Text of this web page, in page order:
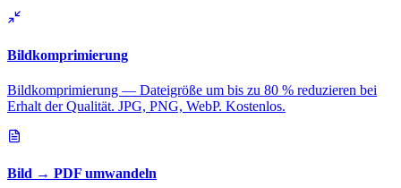
Bildkomprimierung
Bildkomprimierung — Dateigröße um bis zu 80 % reduzieren bei
Erhalt der Qualität. JPG, PNG, WebP. Kostenlos.
Bild → PDF umwandeln